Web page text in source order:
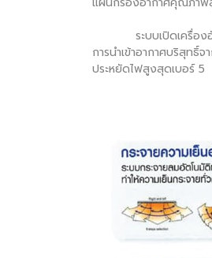
ระบบเปิดเครื่องอัตโ
การนำเข้าอากาศบริสุท
ประหยัดไฟสูงสุดเบอร์ 5